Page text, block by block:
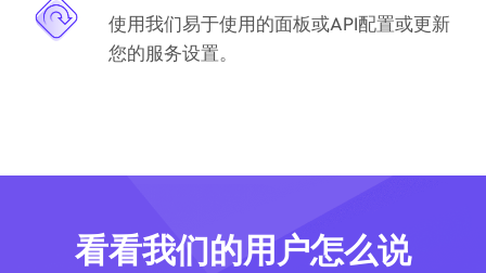
使用我们易于使用的面板或API配置或更新
您的服务设置。
看看我们的用户怎么说